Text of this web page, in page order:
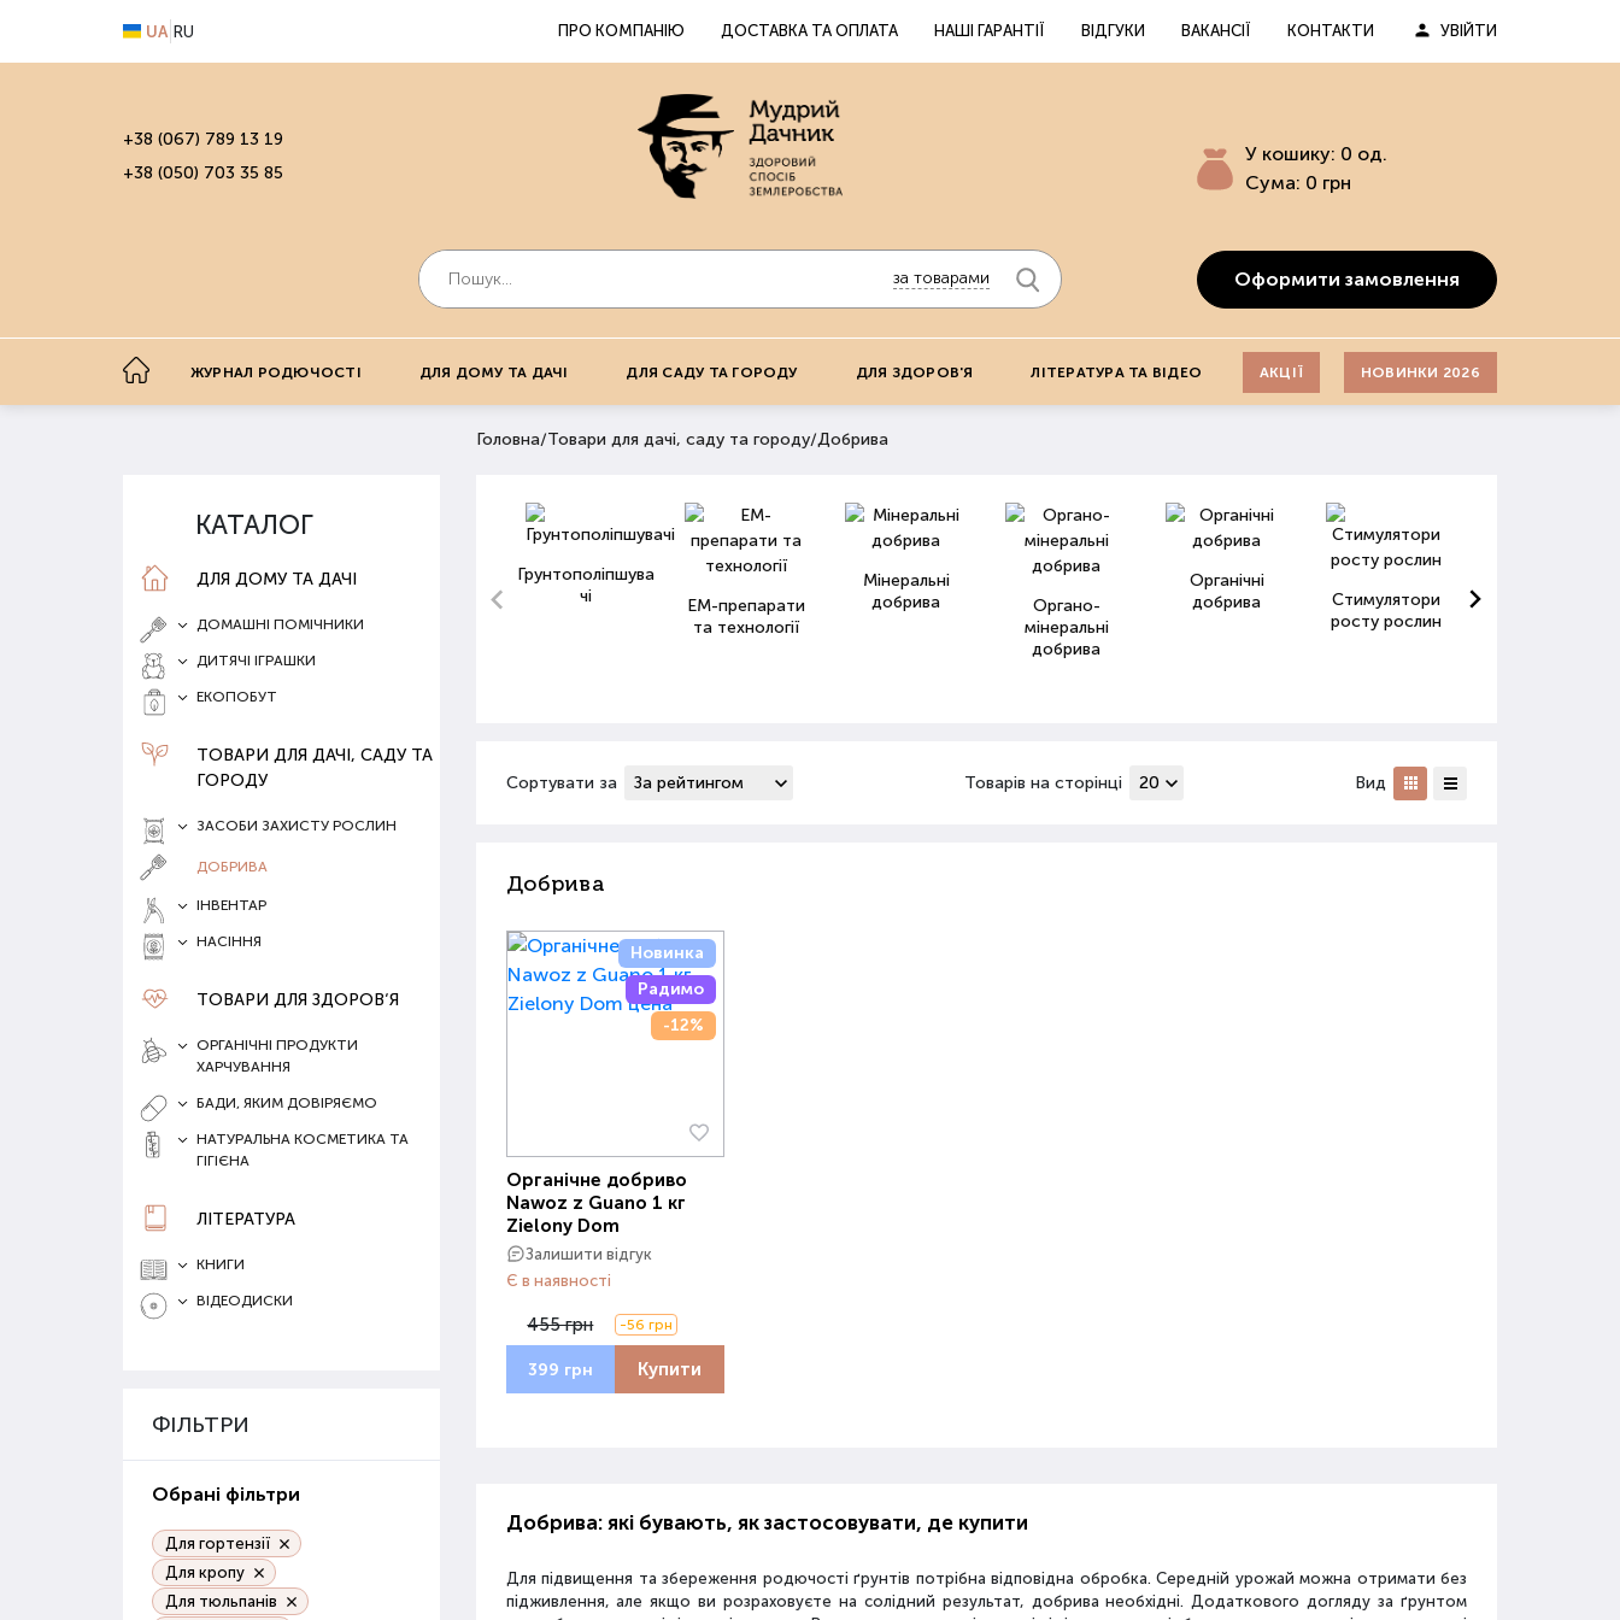
UA RU ПРО КОМПАНІЮ ДОСТАВКА ТА ОПЛАТА НАШІ ГАРАНТІЇ ВІДГУКИ ВАКАНСІЇ КОНТАКТИ УВІЙТИ
+38 (067) 789 13 19
+38 (050) 703 35 85
за товарами
У кошику: 0 од.
Сума: 0 грн
Оформити замовлення
ЖУРНАЛ РОДЮЧОСТІ ДЛЯ ДОМУ ТА ДАЧІ ДЛЯ САДУ ТА ГОРОДУ ДЛЯ ЗДОРОВ'Я ЛІТЕРАТУРА ТА ВІДЕО АКЦІЇ НОВИНКИ 2026
КАТАЛОГ
ДЛЯ ДОМУ ТА ДАЧІ
ДОМАШНІ ПОМІЧНИКИ
ДИТЯЧІ ІГРАШКИ
ЕКОПОБУТ
ТОВАРИ ДЛЯ ДАЧІ, САДУ ТА
ГОРОДУ
ЗАСОБИ ЗАХИСТУ РОСЛИН
ДОБРИВА
ІНВЕНТАР
НАСІННЯ
ТОВАРИ ДЛЯ ЗДОРОВ‘Я
ОРГАНІЧНІ ПРОДУКТИ
ХАРЧУВАННЯ
БАДИ, ЯКИМ ДОВІРЯЄМО
НАТУРАЛЬНА КОСМЕТИКА ТА
ГІГІЄНА
ЛІТЕРАТУРА
КНИГИ
ВІДЕОДИСКИ
ФІЛЬТРИ
Обрані фільтри
Для гортензії
Для кропу
Для тюльпанів
Головна/Товари для дачі, саду та городу/Добрива
Грунтополіпшува
чі
ЕМ-препарати
та технології
Мінеральні
добрива
Органо-
мінеральні
добрива
Органічні
добрива
Стимулятори
росту рослин
Сортувати за Товарів на сторінці Вид
Добрива
Новинка
Радимо
-12%
Органічне добриво
Nawoz z Guano 1 кг
Zielony Dom
Залишити відгук
Є в наявності
455 грн -56 грн
399 грн Купити
Добрива: які бувають, як застосовувати, де купити
Для підвищення та збереження родючості ґрунтів потрібна відповідна обробка. Середній урожай можна отримати без
підживлення, але якщо ви розраховуєте на солідний результат, добрива необхідні. Додаткового догляду за ґрунтом